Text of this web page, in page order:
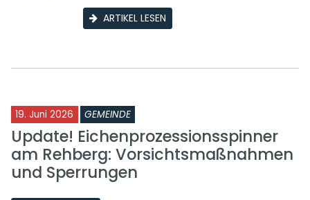
ARTIKEL LESEN
19. Juni 2026 GEMEINDE
Update! Eichenprozessionsspinner
am Rehberg: Vorsichtsmaßnahmen
und Sperrungen